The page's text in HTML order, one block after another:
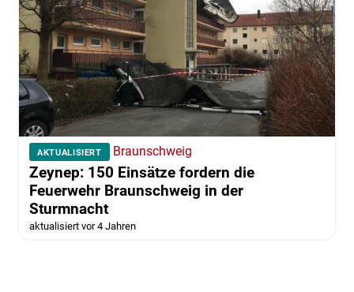
AKTUALISIERT Braunschweig
Zeynep: 150 Einsätze fordern die
Feuerwehr Braunschweig in der
Sturmnacht
aktualisiert vor 4 Jahren